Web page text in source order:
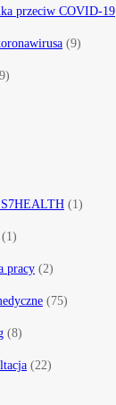
przeciw COVID-19
(9)
(1)
(1)
pracy (2)
(75)
(8)
(22)